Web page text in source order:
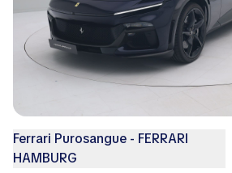
Ferrari Purosangue - FERRARI
HAMBURG